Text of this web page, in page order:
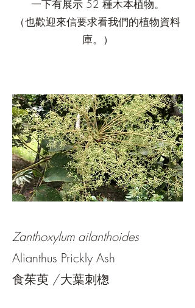
一下有展示 52 種木本植物。
（也歡迎來信要求看我們的植物資料
庫。）
Zanthoxylum ailanthoides
Alianthus Prickly Ash
食茱萸 /大葉刺楤